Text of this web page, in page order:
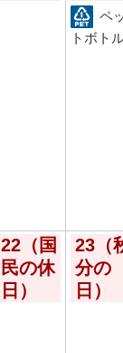
ペ
トボト
22 （国
民の休
日）
23 （
分の
日）